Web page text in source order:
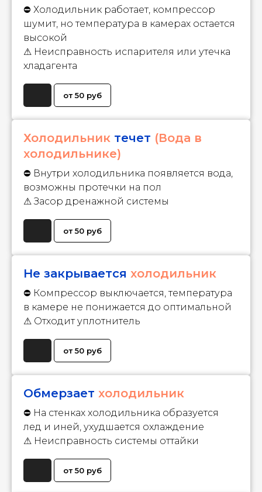
⛔ Холодильник работает, компрессор
шумит, но температура в камерах остается
высокой
⚠ Неисправность испарителя или утечка
хладагента
от 50 руб
Холодильник течет (Вода в
холодильнике)
⛔ Внутри холодильника появляется вода,
возможны протечки на пол
⚠ Засор дренажной системы
от 50 руб
Не закрывается холодильник
⛔ Компрессор выключается, температура
в камере не понижается до оптимальной
⚠ Отходит уплотнитель
от 50 руб
Обмерзает холодильник
⛔ На стенках холодильника образуется
лед и иней, ухудшается охлаждение
⚠ Неисправность системы оттайки
от 50 руб